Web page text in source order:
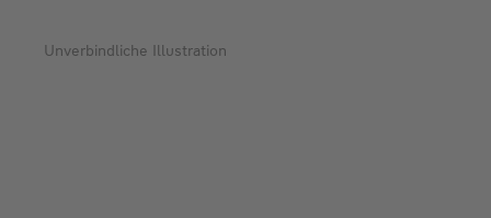
Unverbindliche Illustration